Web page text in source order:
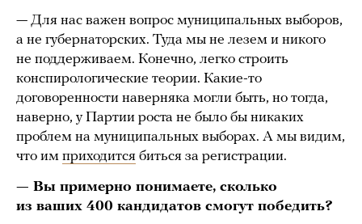
— Для нас важен вопрос муниципальных выборов,
а не губернаторских. Туда мы не лезем и никого
не поддерживаем. Конечно, легко строить
конспирологические теории. Какие-то
договоренности наверняка могли быть, но тогда,
наверно, у Партии роста не было бы никаких
проблем на муниципальных выборах. А мы видим,
что им приходится биться за регистрации.
— Вы примерно понимаете, сколько
из ваших 400 кандидатов смогут победить?